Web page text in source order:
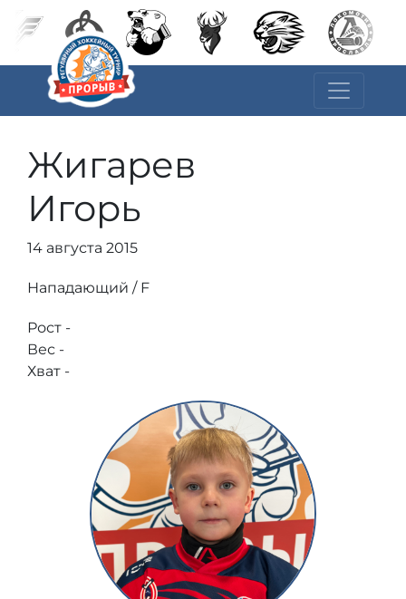
Жигарев
Игорь
14 августа 2015
Нападающий / F
Рост -
Вес -
Хват -